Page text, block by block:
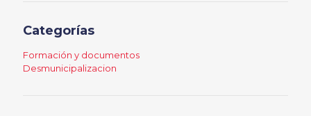
Categorías
Formación y documentos
Desmunicipalizacion